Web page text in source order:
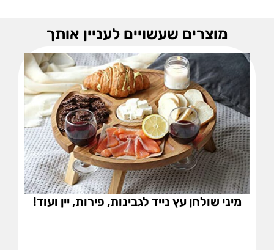
מוצרים שעשויים לעניין אותך
מיני שולחן עץ נייד לגבינות, פירות, יין ועוד!